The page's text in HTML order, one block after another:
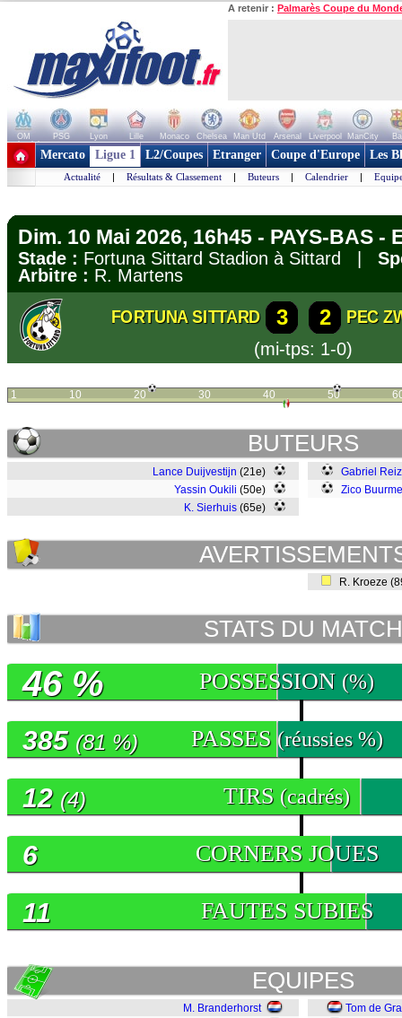
A retenir : Palmarès Coupe du
OM PSG Lyon Lille Monaco Chelsea Man Utd Arsenal Liverpool ManCity
+ de clubs
Mercato Ligue 1 L2/Coupes Etranger Coupe d'Europe Les
Actualité | Résultats & Classement | Buteurs | Calendrier |
Dim. 10 Mai 2026, 16h45 - PAYS-BAS -
Stade : Fortuna Sittard Stadion à Sittard |
Arbitre : R. Martens
FORTUNA SITTARD 3 2
PEC
(mi-tps: 1-0)
1 10 20 30 40 50
BUTEURS
Lance Duijvestijn (21e)
Yassin Oukili (50e)
K. Sierhuis (65e)
Gabriel
Zico
R. Kroeze
STATS DU MATCH
POSSESSION (%)
46 %
PASSES (réussies %)
385 (81 %)
TIRS (cadrés)
12 (4)
CORNERS JOUES
6
FAUTES SUBIES
11
EQUIPES
M. Branderhorst
Tom de